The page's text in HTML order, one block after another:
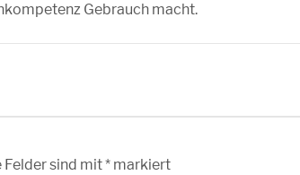
Gebrauch macht.
sind mit* markiert